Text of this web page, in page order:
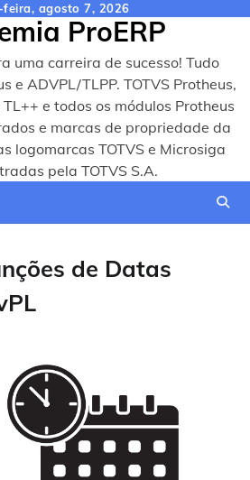
feira, agosto 7, 2026
ProERP
uma carreira de sucesso! Tudo
e ADVPL/TLPP. TOTVS Protheus,
e todos os módulos Protheus
e marcas de propriedade da
logomarcas TOTVS e Microsiga
pela TOTVS S.A.
de Datas